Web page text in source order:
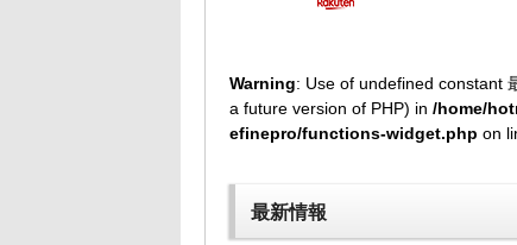
Warning: Use of undefined constant
a future version of PHP) in /home/
efinepro/functions-widget.php on
最新情報